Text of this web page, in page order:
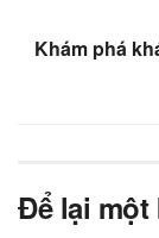
Khám phá
Để lại một